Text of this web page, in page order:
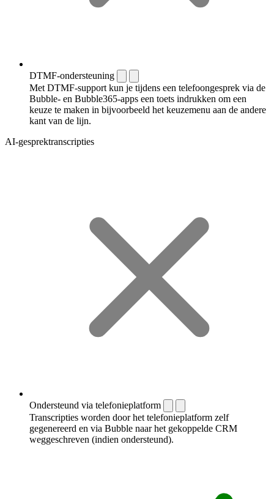
DTMF-ondersteuning
Met DTMF-support kun je tijdens een telefoongesprek via de
Bubble- en Bubble365-apps een toets indrukken om een
keuze te maken in bijvoorbeeld het keuzemenu aan de andere
kant van de lijn.
AI-gesprektranscripties
Ondersteund via telefonieplatform
Transcripties worden door het telefonieplatform zelf
gegenereerd en via Bubble naar het gekoppelde CRM
weggeschreven (indien ondersteund).